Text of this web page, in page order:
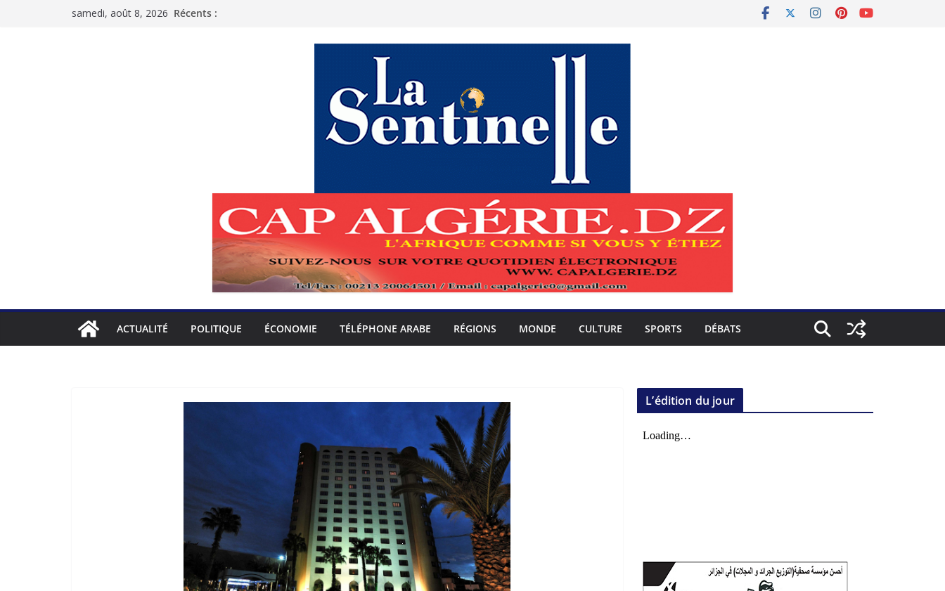
samedi, août 8, 2026 Récents :
ACTUALITÉ POLITIQUE ÉCONOMIE TÉLÉPHONE ARABE RÉGIONS MONDE CULTURE SPORTS DÉBATS
L’édition du jour